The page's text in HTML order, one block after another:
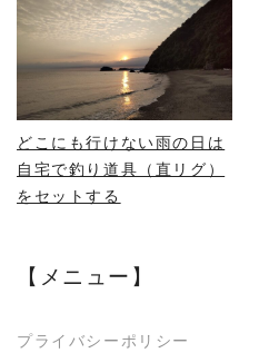
READ MORE
どこにも行けない雨の日は
自宅で釣り道具（直リグ）
をセットする
【メニュー】
プライバシーポリシー